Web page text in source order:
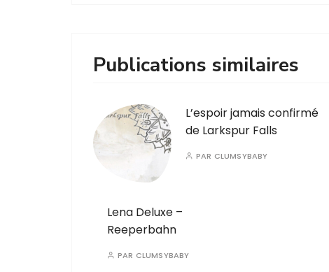
Publications similaires
L’espoir jamais confirmé
de Larkspur Falls
PAR CLUMSYBABY
Lena Deluxe –
Reeperbahn
PAR CLUMSYBABY